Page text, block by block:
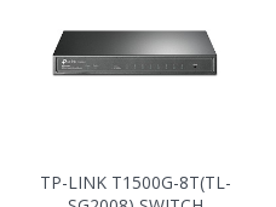
TP-LINK T1500G-8T(TL-